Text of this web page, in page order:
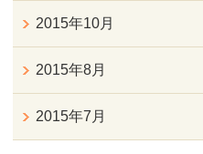
2015年10月
2015年8月
2015年7月